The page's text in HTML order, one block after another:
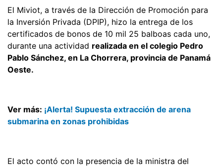
El Miviot, a través de la Dirección de Promoción para
la Inversión Privada (DPIP), hizo la entrega de los
certificados de bonos de 10 mil 25 balboas cada uno,
durante una actividad realizada en el colegio Pedro
Pablo Sánchez, en La Chorrera, provincia de Panamá
Oeste.
Ver más: ¡Alerta! Supuesta extracción de arena
submarina en zonas prohibidas
El acto contó con la presencia de la ministra del